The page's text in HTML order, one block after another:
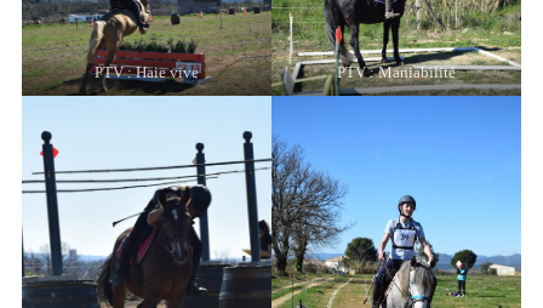
PTV : Haie vive PTV : Maniabilité